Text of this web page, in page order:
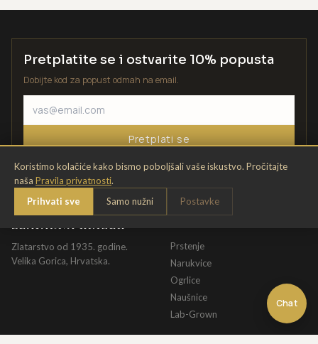
Chat
Koristimo kolačiće kako bismo poboljšali vaše iskustvo. Pročitajte
naša Pravila privatnosti.
Prihvati sve
Samo nužni Postavke
Pretplatite se i ostvarite 10% popusta
Dobijte kod za popust odmah na email.
Pretplati se
Zlatarstvo od 1935. godine.
Velika Gorica, Hrvatska.
Prstenje
Narukvice
Ogrlice
Naušnice
Lab-Grown